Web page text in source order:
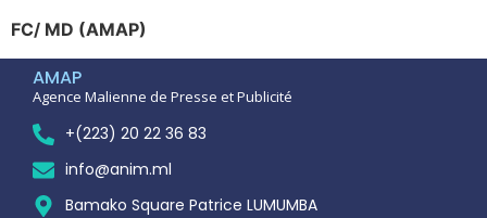
FC/ MD (AMAP)
AMAP
Agence Malienne de Presse et Publicité
+(223) 20 22 36 83
info@anim.ml
Bamako Square Patrice LUMUMBA